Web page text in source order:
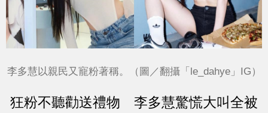
李多慧以親民又寵粉著稱。（圖／翻攝「le_dahye」IG）
狂粉不聽勸送禮物 李多慧驚慌大叫全被